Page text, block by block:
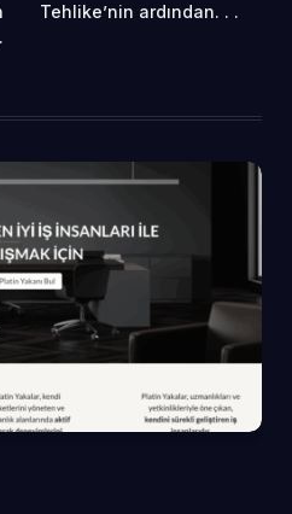
Tehlike’nin ardından. . .